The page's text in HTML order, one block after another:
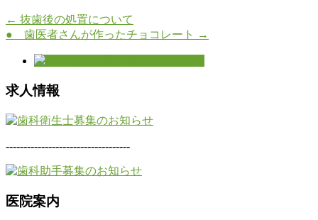
← 抜歯後の処置について
● 歯医者さんが作ったチョコレート
→
求人情報
-----------------------------------
医院案内